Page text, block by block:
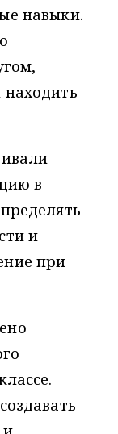
навыки.
в
и
при